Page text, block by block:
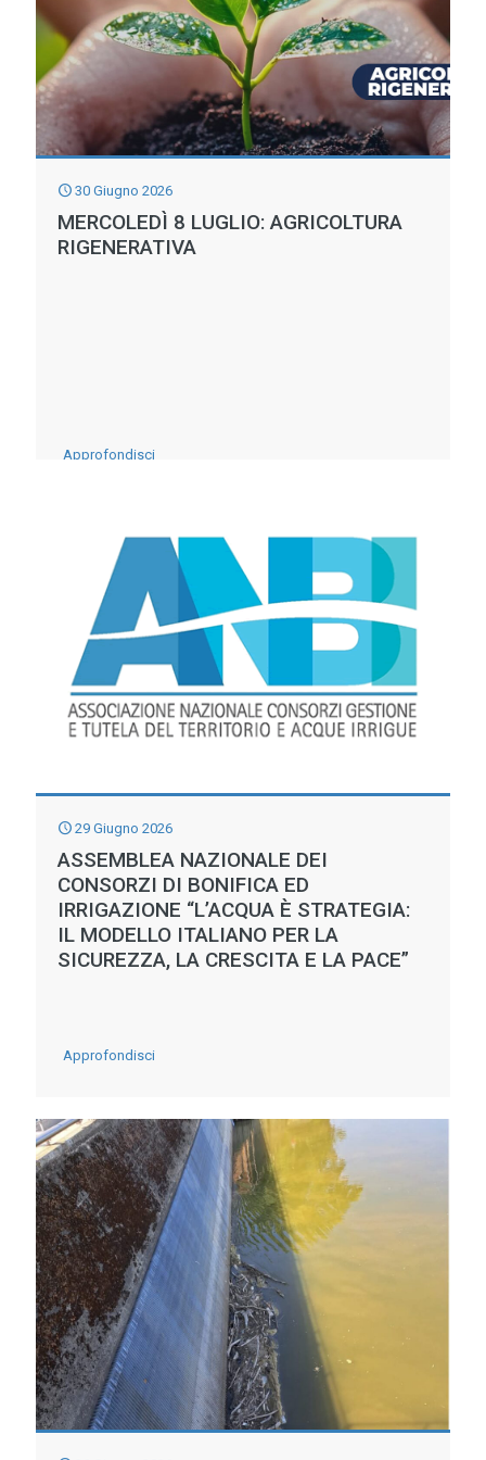
luglio:
Nell’Arena
balle
di
30 Giugno 2026
MERCOLEDÌ 8 LUGLIO: AGRICOLTURA
RIGENERATIVA
Approfondisci-
luglio:
Agricoltura
Rigenerativa
29 Giugno 2026
ASSEMBLEA NAZIONALE DEI
CONSORZI DI BONIFICA ED
IRRIGAZIONE “L’ACQUA È STRATEGIA:
IL MODELLO ITALIANO PER LA
SICUREZZA, LA CRESCITA E LA PACE”
Approfondisci-
NAZIONALE
DEI
CONSORZI
DI
BONIFICA
ED
IRRIGAZIONE
“L’ACQUA
STRATEGIA: